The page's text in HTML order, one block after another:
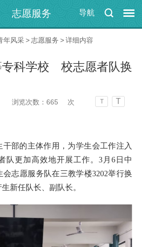
导航
志愿服务
年风采>志愿服务 >详细内容
专科学校 校志愿者队换
浏览次数： 665 次 T T
干部的主体作用，为学生会工作注入
队更加高效地开展工作。3月6日中
志愿服务队在三教学楼3202举行换
新任队长、副队长。